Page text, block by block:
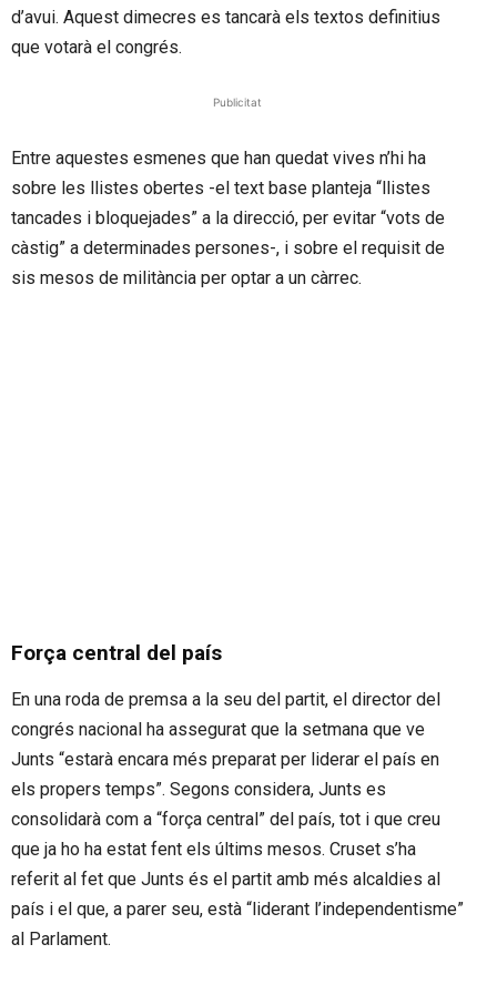
d’avui. Aquest dimecres es tancarà els textos definitius
que votarà el congrés.
Publicitat
Entre aquestes esmenes que han quedat vives n’hi ha
sobre les llistes obertes -el text base planteja “llistes
tancades i bloquejades” a la direcció, per evitar “vots de
càstig” a determinades persones-, i sobre el requisit de
sis mesos de militància per optar a un càrrec.
Força central del país
En una roda de premsa a la seu del partit, el director del
congrés nacional ha assegurat que la setmana que ve
Junts “estarà encara més preparat per liderar el país en
els propers temps”. Segons considera, Junts es
consolidarà com a “força central” del país, tot i que creu
que ja ho ha estat fent els últims mesos. Cruset s’ha
referit al fet que Junts és el partit amb més alcaldies al
país i el que, a parer seu, està “liderant l’independentisme”
al Parlament.